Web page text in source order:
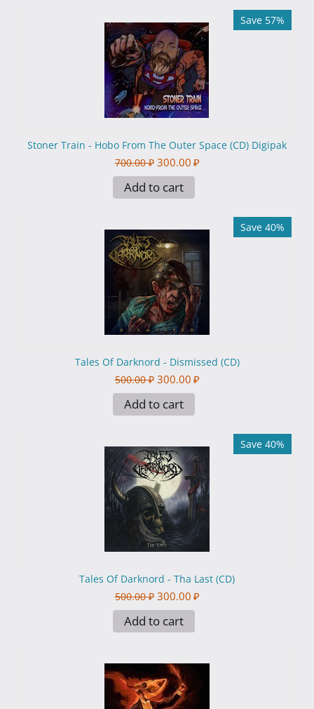
Save 57%
Stoner Train - Hobo From The Outer Space (CD) Digipak
700.00 ₽ 300.00 ₽
Add to cart
Save 40%
Tales Of Darknord - Dismissed (CD)
500.00 ₽ 300.00 ₽
Add to cart
Save 40%
Tales Of Darknord - Tha Last (CD)
500.00 ₽ 300.00 ₽
Add to cart